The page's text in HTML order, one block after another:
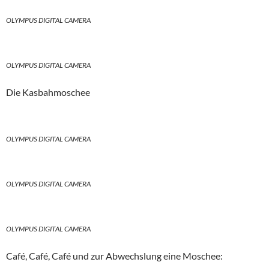
OLYMPUS DIGITAL CAMERA
OLYMPUS DIGITAL CAMERA
Die Kasbahmoschee
OLYMPUS DIGITAL CAMERA
OLYMPUS DIGITAL CAMERA
OLYMPUS DIGITAL CAMERA
Café, Café, Café und zur Abwechslung eine Moschee: